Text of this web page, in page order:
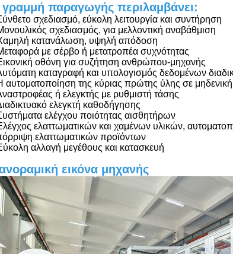
παραγωγής περιλαμβάνει:
σχεδιασμό, εύκολη λειτουργία και συντήρηση
σχεδιασμός, για μελλοντική αναβάθμιση
κατανάλωση, υψηλή απόδοση
με σέρβο ή μετατροπέα συχνότητας
οθόνη για συζήτηση ανθρώπου-μηχανής
καταγραφή και υπολογισμός δεδομένων
αυτοματοποίηση της κύριας πρώτης ύλης σε μηδενική
ή ελεγκτής με ρυθμιστή τάσης
ελεγκτή καθοδήγησης
ελέγχου ποιότητας αισθητήρων
ελαττωματικών και χαμένων υλικών,
ελαττωματικών προϊόντων
αλλαγή μεγέθους και κατασκευή
εικόνα μηχανής